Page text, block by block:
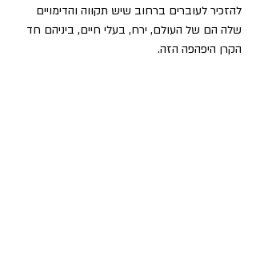
להזכיר לעוברים ברחוב שיש תקווה והדימויים
שלה הם של העולם, ירח, בעלי חיים, ביניהם חד
הקרן היפהפה הזה.